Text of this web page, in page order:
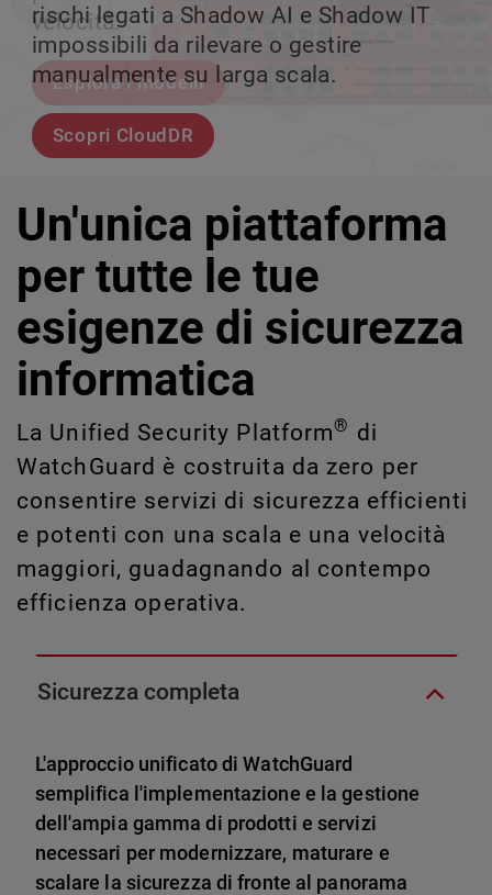
velocità.
Esplora i modelli
rischi legati a Shadow AI e Shadow IT
impossibili da rilevare o gestire
manualmente su larga scala.
Scopri CloudDR
tuo team può crescere senza perdere il
controllo.
Scopri Rai
scalabile.
Scopri WatchGuard EDR
Un'unica piattaforma
per tutte le tue
esigenze di sicurezza
informatica
La Unified Security Platform® di
WatchGuard è costruita da zero per
consentire servizi di sicurezza efficienti
e potenti con una scala e una velocità
maggiori, guadagnando al contempo
efficienza operativa.
Sicurezza completa
L'approccio unificato di WatchGuard
semplifica l'implementazione e la gestione
dell'ampia gamma di prodotti e servizi
necessari per modernizzare, maturare e
scalare la sicurezza di fronte al panorama